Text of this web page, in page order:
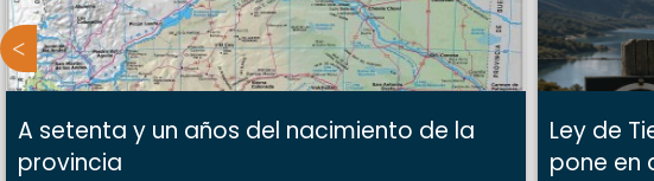
A setenta y un años del nacimiento de la
provincia
Ley de
pone en